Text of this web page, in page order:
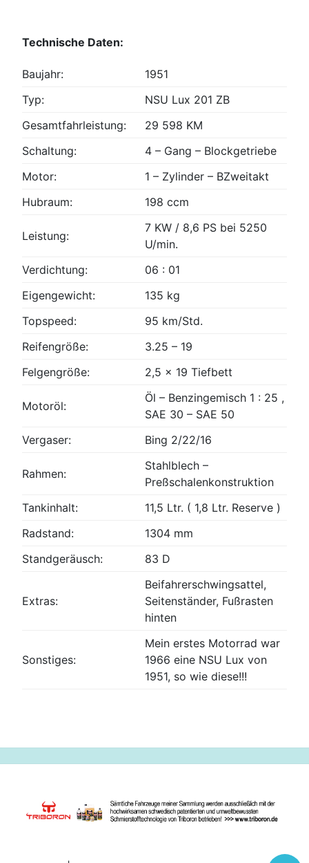
Technische Daten:
Baujahr:
1951
Typ:
NSU Lux 201 ZB
Gesamtfahrleistung:
29 598 KM
Schaltung:
4 – Gang – Blockgetriebe
Motor:
1 – Zylinder – BZweitakt
Hubraum:
198 ccm
Leistung:
7 KW / 8,6 PS bei 5250
U/min.
Verdichtung:
06 : 01
Eigengewicht:
135 kg
Topspeed:
95 km/Std.
Reifengröße:
3.25 – 19
Felgengröße:
2,5 x 19 Tiefbett
Motoröl:
Öl – Benzingemisch 1 : 25 ,
SAE 30 – SAE 50
Vergaser:
Bing 2/22/16
Rahmen:
Stahlblech –
Preßschalenkonstruktion
Tankinhalt:
11,5 Ltr. ( 1,8 Ltr. Reserve )
Radstand:
1304 mm
Standgeräusch:
83 D
Extras:
Beifahrerschwingsattel,
Seitenständer, Fußrasten
hinten
Sonstiges:
Mein erstes Motorrad war
1966 eine NSU Lux von
1951, so wie diese!!!